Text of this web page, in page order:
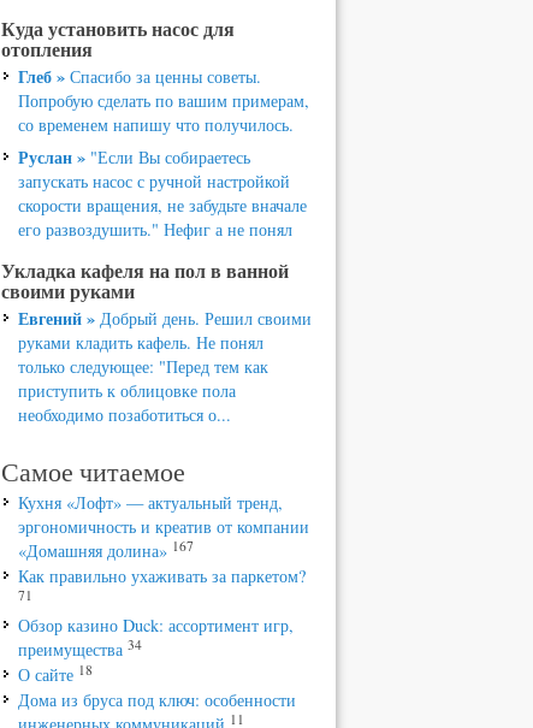
Куда установить насос для
отопления
Глеб »Спасибо за ценны советы.
Попробую сделать по вашим примерам,
со временем напишу что получилось.
Руслан »"Если Вы собираетесь
запускать насос с ручной настройкой
скорости вращения, не забудьте вначале
его развоздушить." Нефиг а не понял
Укладка кафеля на пол в ванной
своими руками
Евгений »Добрый день. Решил своими
руками кладить кафель. Не понял
только следующее: "Перед тем как
приступить к облицовке пола
необходимо позаботиться о...
Самое читаемое
Кухня «Лофт» — актуальный тренд,
эргономичность и креатив от компании
«Домашняя долина» 167
Как правильно ухаживать за паркетом?
71
Обзор казино Duck: ассортимент игр,
преимущества 34
О сайте 18
Дома из бруса под ключ: особенности
11